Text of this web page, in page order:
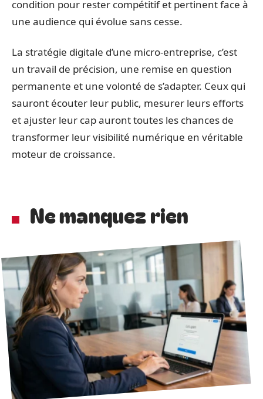
condition pour rester compétitif et pertinent face à
une audience qui évolue sans cesse.
La stratégie digitale d’une micro-entreprise, c’est
un travail de précision, une remise en question
permanente et une volonté de s’adapter. Ceux qui
sauront écouter leur public, mesurer leurs efforts
et ajuster leur cap auront toutes les chances de
transformer leur visibilité numérique en véritable
moteur de croissance.
Ne manquez rien